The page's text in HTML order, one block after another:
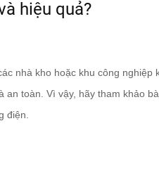
hiệu quả?
nhà kho hoặc khu công nghiệp
toàn. Vì vậy, hãy tham khảo
điện.
15/01/2018
10/01/2018